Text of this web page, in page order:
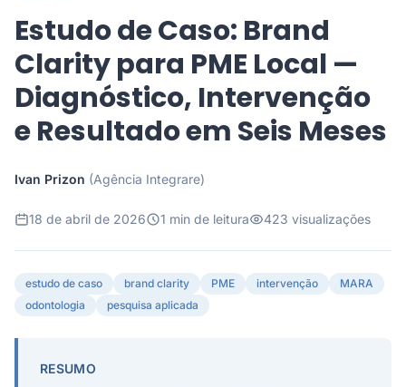
Estudo de Caso: Brand
Clarity para PME Local —
Diagnóstico, Intervenção
e Resultado em Seis Meses
Ivan Prizon (Agência Integrare)
18 de abril de 2026 1 min de leitura 423 visualizações
estudo de caso brand clarity PME intervenção
MARA
odontologia
pesquisa aplicada
RESUMO